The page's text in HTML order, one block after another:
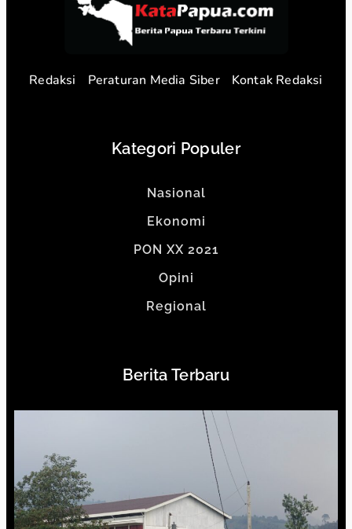
Redaksi Peraturan Media Siber Kontak Redaksi
Kategori Populer
Nasional
Ekonomi
PON XX 2021
Opini
Regional
Berita Terbaru